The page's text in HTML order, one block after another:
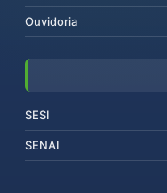
Ouvidoria
SESI
SENAI